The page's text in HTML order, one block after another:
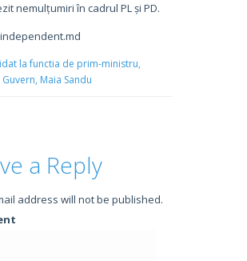
nemulțumiri în cadrul PL și PD.
la functia de prim-ministru,
Guvern, Maia Sandu
a Reply
address will not be published.